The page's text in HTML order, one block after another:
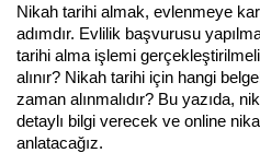
Nikah tarihi almak, evlenmeye
adımdır. Evlilik başvurusu
tarihi alma işlemi
alınır? Nikah tarihi için hangi
zaman alınmalıdır? Bu yazıda,
detaylı bilgi verecek ve online
anlatacağız.